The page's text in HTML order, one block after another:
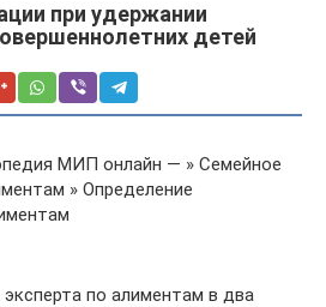
при удержании
детей
МИП онлайн — » Семейное
» Определение
по алиментам в два